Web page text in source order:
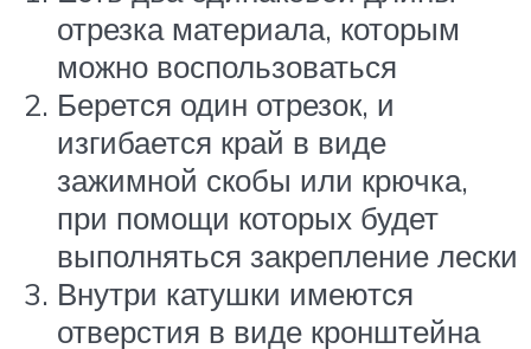
отрезка материала, которым
можно воспользоваться
Берется один отрезок, и
изгибается край в виде
зажимной скобы или крючка,
при помощи которых будет
выполняться закрепление лески
Внутри катушки имеются
отверстия в виде кронштейна